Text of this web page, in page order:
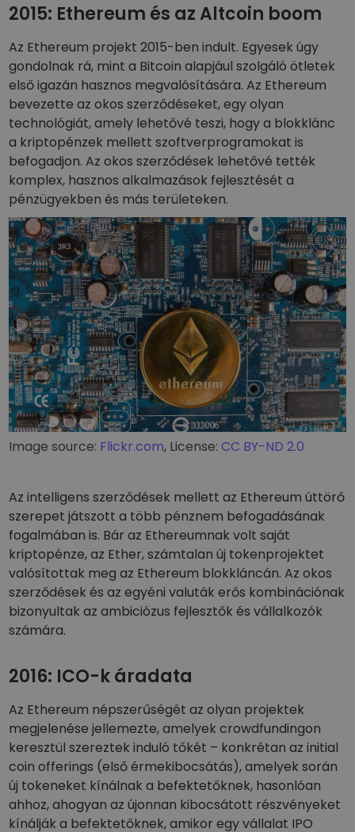
2015: Ethereum és az Altcoin boom
Az Ethereum projekt 2015-ben indult. Egyesek úgy
gondolnak rá, mint a Bitcoin alapjául szolgáló ötletek
első igazán hasznos megvalósítására. Az Ethereum
bevezette az okos szerződéseket, egy olyan
technológiát, amely lehetővé teszi, hogy a blokklánc
a kriptopénzek mellett szoftverprogramokat is
befogadjon. Az okos szerződések lehetővé tették
komplex, hasznos alkalmazások fejlesztését a
pénzügyekben és más területeken.
Image source: Flickr.com, License:CC BY-ND 2.0
Az intelligens szerződések mellett az Ethereum úttörő
szerepet játszott a több pénznem befogadásának
fogalmában is. Bár az Ethereumnak volt saját
kriptopénze, az Ether, számtalan új tokenprojektet
valósítottak meg az Ethereum blokkláncán. Az okos
szerződések és az egyéni valuták erős kombinációnak
bizonyultak az ambiciózus fejlesztők és vállalkozók
számára.
2016: ICO-k áradata
Az Ethereum népszerűségét az olyan projektek
megjelenése jellemezte, amelyek crowdfundingon
keresztül szereztek induló tőkét – konkrétan az initial
coin offerings (első érmekibocsátás), amelyek során
új tokeneket kínálnak a befektetőknek, hasonlóan
ahhoz, ahogyan az újonnan kibocsátott részvényeket
kínálják a befektetőknek, amikor egy vállalat IPO